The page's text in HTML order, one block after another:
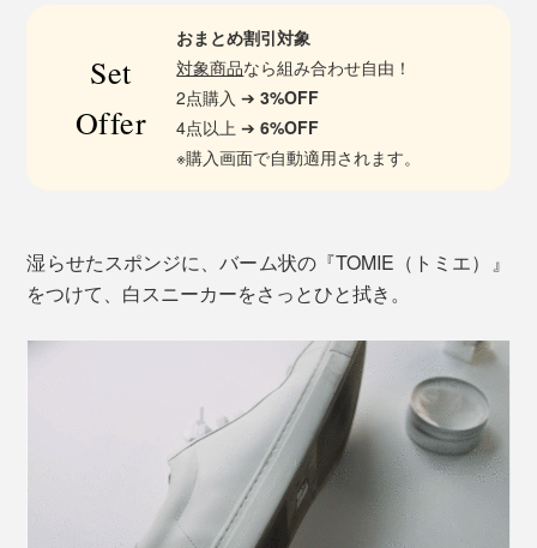
Set
Offer
おまとめ割引対象
対象商品なら組み合わせ自由！
2点購入 ➔3%OFF
4点以上 ➔6%OFF
※購入画面で自動適用されます。
湿らせたスポンジに、バーム状の『TOMIE（トミエ）』
をつけて、白スニーカーをさっとひと拭き。